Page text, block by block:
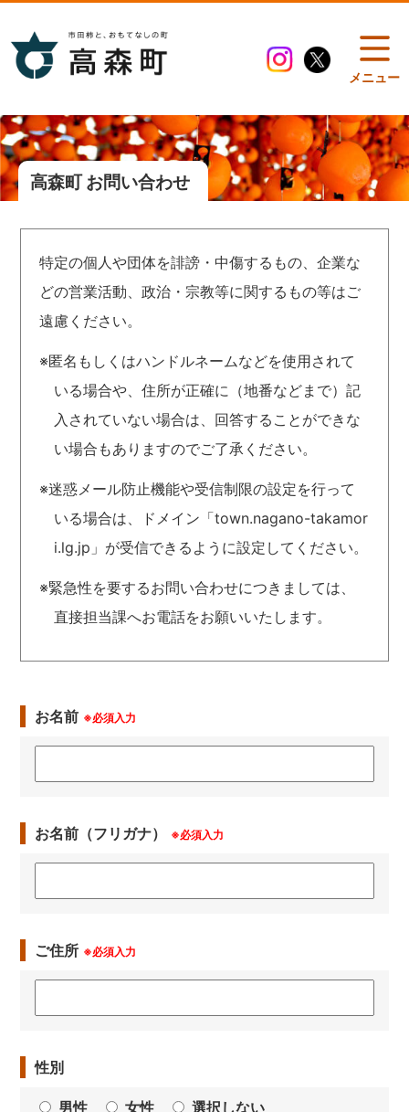
メニュー
高森町 お問い合わせ
特定の個人や団体を誹謗・中傷するもの、企業な
どの営業活動、政治・宗教等に関するもの等はご
遠慮ください。
※匿名もしくはハンドルネームなどを使用されて
いる場合や、住所が正確に（地番などまで）記
入されていない場合は、回答することができな
い場合もありますのでご了承ください。
※迷惑メール防止機能や受信制限の設定を行って
いる場合は、ドメイン「town.nagano-takamor
i.lg.jp」が受信できるように設定してください。
※緊急性を要するお問い合わせにつきましては、
直接担当課へお電話をお願いいたします。
お名前 ※必須入力
お名前（フリガナ） ※必須入力
ご住所 ※必須入力
性別
男性 女性 選択しない